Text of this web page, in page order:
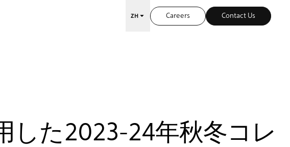
ZH Careers Contact Us
した2023-24年秋冬コレ